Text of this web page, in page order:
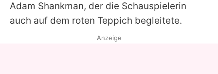
Adam Shankman, der die Schauspielerin
auch auf dem roten Teppich begleitete.
Anzeige